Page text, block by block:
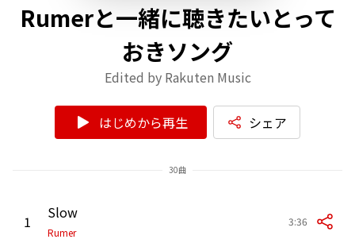
Rumerと一緒に聴きたいとって
おきソング
Edited by Rakuten Music
はじめから再生 シェア
30曲
1 Slow
Rumer
3:36